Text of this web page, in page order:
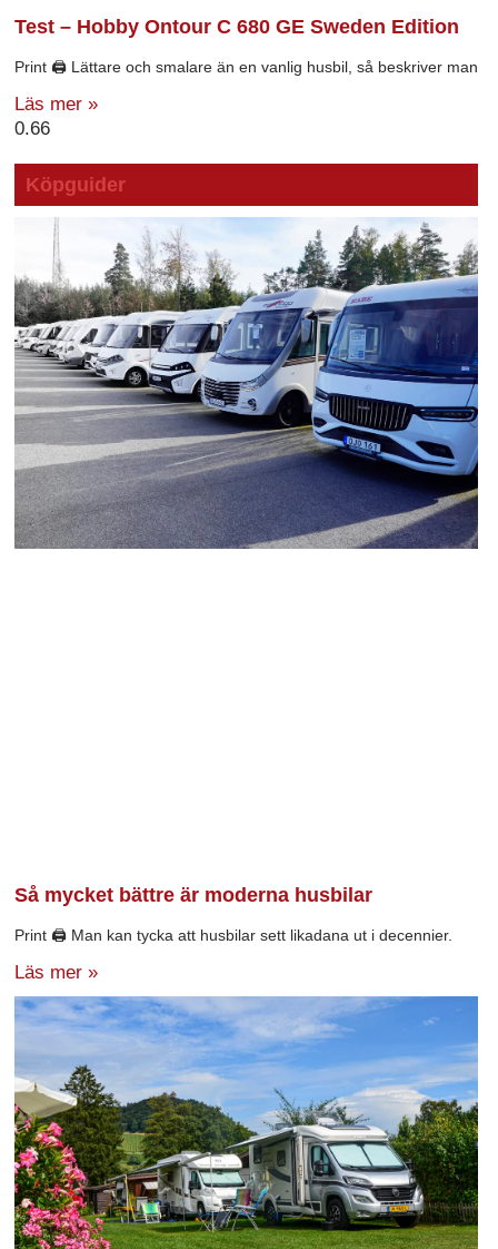
Test – Hobby Ontour C 680 GE Sweden Edition
Print 🖨 Lättare och smalare än en vanlig husbil, så beskriver man
Läs mer »
Köpguider
Så mycket bättre är moderna husbilar
Print 🖨 Man kan tycka att husbilar sett likadana ut i decennier.
Läs mer »